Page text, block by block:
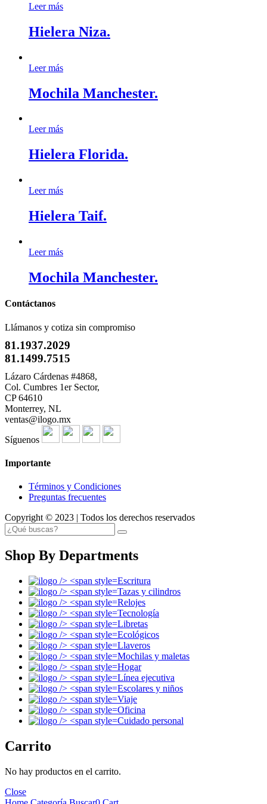
Leer más
Hielera Niza.
Leer más
Mochila Manchester.
Leer más
Hielera Florida.
Leer más
Hielera Taif.
Leer más
Mochila Manchester.
Contáctanos
Llámanos y cotiza sin compromiso
81.1937.2029
81.1499.7515
Lázaro Cárdenas #4868,
Col. Cumbres 1er Sector,
CP 64610
Monterrey, NL
ventas@ilogo.mx
Síguenos
Importante
Términos y Condiciones
Preguntas frecuentes
Copyright © 2023 | Todos los derechos reservados
Shop By Departments
Escritura
Tazas y cilindros
Relojes
Tecnología
Libretas
Ecológicos
Llaveros
Mochilas y maletas
Hogar
Línea ejecutiva
Escolares y niños
Viaje
Oficina
Cuidado personal
Carrito
No hay productos en el carrito.
Close